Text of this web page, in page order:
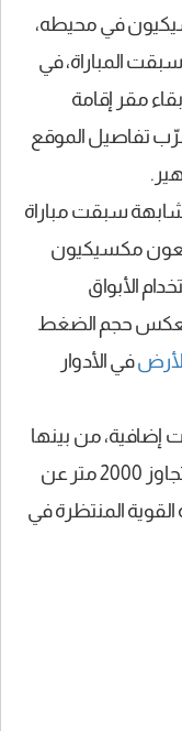
في محيطه،
المباراة، في
مقر إقامة
تفاصيل الموقع
سبقت مباراة
مكسيكيون
الأبواق
حجم الضغط
في الأدوار
إضافية، من بينها
اللعب في مكسيكو سيتي على ارتفاع يتجاوز 2000 متر عن
القوية المنتظرة في